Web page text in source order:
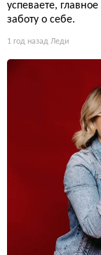
успеваете,
заботу о себе.
1 год назад Леди